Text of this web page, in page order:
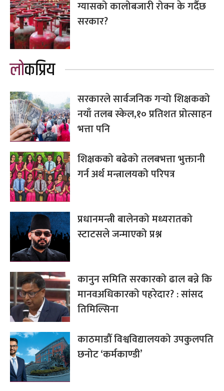
ग्यासको कालोबजारी रोक्न के गर्दैछ
सरकार?
लोकप्रिय
सरकारले सार्वजनिक गर्‍यो शिक्षकको
नयाँ तलब स्केल,१० प्रतिशत प्रोत्साहन
भत्ता पनि
शिक्षकको बढेको तलबभत्ता भुक्तानी
गर्न अर्थ मन्त्रालयको परिपत्र
प्रधानमन्त्री बालेनको मध्यरातको
स्टाटसले जन्माएको प्रश्न
कानुन समिति सरकारको ढाल बन्ने कि
मानवअधिकारको पहरेदार? : सांसद
तिमिल्सिना
काठमाडौँ विश्वविद्यालयको उपकुलपति
छनोट ‘कर्मकाण्डी’